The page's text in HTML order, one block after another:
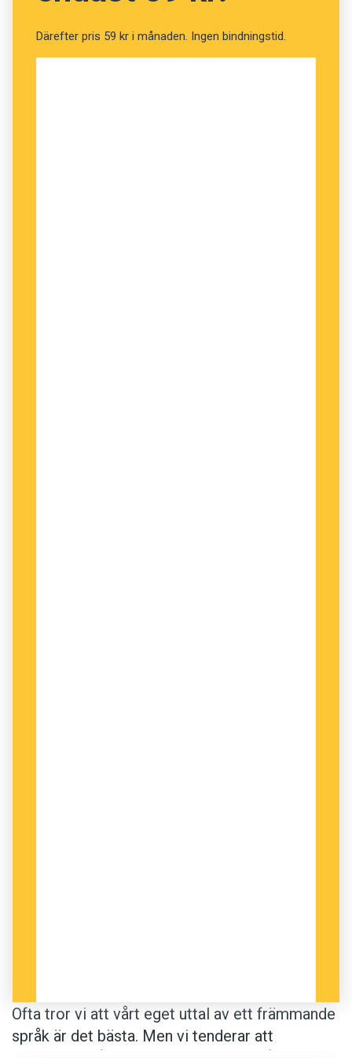
Därefter pris 59 kr i månaden. Ingen bindningstid.
Ofta tror vi att vårt eget uttal av ett främmande
språk är det bästa. Men vi tenderar att